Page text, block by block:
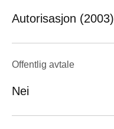
Autorisasjon (2003)
Offentlig avtale
Nei